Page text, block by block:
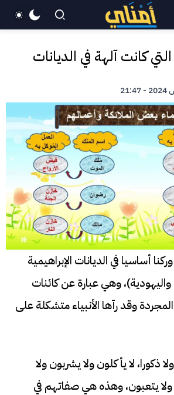
كانت آلهة في الديانات
أساسيا في الديانات الإبراهيمية
وهي عبارة عن كائنات
المجردة وقد رآها الأنبياء متشكلة على
ذكورا، لا يأكلون ولا يشربون ولا
ولا يتعبون، وهذه هي صفاتهم في